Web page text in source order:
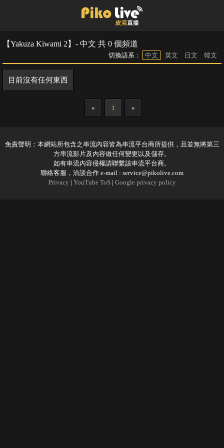
【Yakuza Kiwami 2】- 中文 共 0 個頻道
切換語系： 中文 英文 日文 韓文
目前沒有任何東西
« 1 »
免責聲明：本網站所包含之串流內容皆為串流平台商所提供，且並無將第三
方串流影片及內容做任何變更以及儲存。
如有串流內容侵權請聯繫該串流平台商。
聯絡客服，洽談合作 e-mail : service@pikolive.com
Privacy | YouTube ToS| Google privacy policy